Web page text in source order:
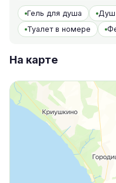
Гель для душа Душ
Туалет в номере
На карте